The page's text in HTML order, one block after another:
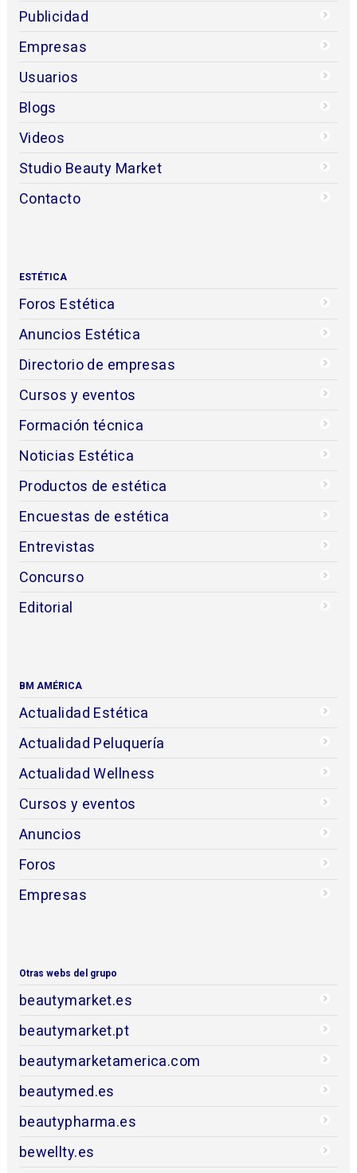
Publicidad
Empresas
Usuarios
Blogs
Videos
Studio Beauty Market
Contacto
ESTÉTICA
Foros Estética
Anuncios Estética
Directorio de empresas
Cursos y eventos
Formación técnica
Noticias Estética
Productos de estética
Encuestas de estética
Entrevistas
Concurso
Editorial
BM AMÉRICA
Actualidad Estética
Actualidad Peluquería
Actualidad Wellness
Cursos y eventos
Anuncios
Foros
Empresas
Otras webs del grupo
beautymarket.es
beautymarket.pt
beautymarketamerica.com
beautymed.es
beautypharma.es
bewellty.es